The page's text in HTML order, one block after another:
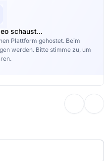
schaust...
Plattform gehostet. Beim
werden. Bitte stimme zu, um